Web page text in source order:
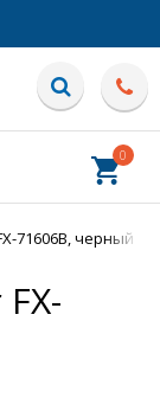
0
71606B, черный